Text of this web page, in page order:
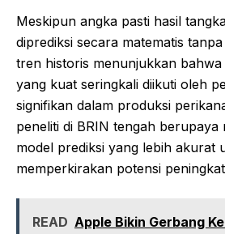
Meskipun angka pasti hasil
diprediksi secara matematis
tren historis menunjukkan bahwa
yang kuat seringkali diikuti oleh
signifikan dalam produksi
peneliti di BRIN tengah berupaya
model prediksi yang lebih akurat
memperkirakan potensi
READ Apple Bikin Gerbang